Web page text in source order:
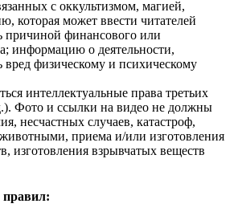
с оккультизмом, магией,
которая может ввести читателей
причиной финансового или
информацию о деятельности,
физическому и психическому
интеллектуальные права третьих
Фото и ссылки на видео не должны
несчастных случаев, катастроф,
приема и/или изготовления
изготовления взрывчатых веществ
правил: